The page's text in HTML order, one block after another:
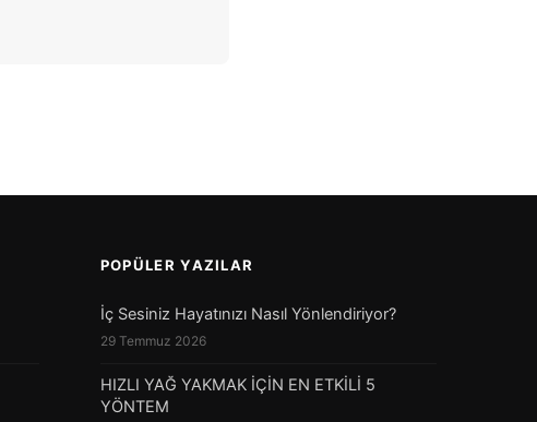
POPÜLER YAZILAR
İç Sesiniz Hayatınızı Nasıl Yönlendiriyor?
29 Temmuz 2026
HIZLI YAĞ YAKMAK İÇİN EN ETKİLİ 5
YÖNTEM